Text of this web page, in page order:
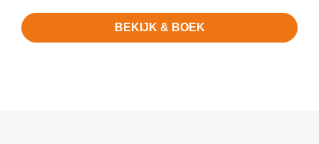
BEKIJK & BOEK